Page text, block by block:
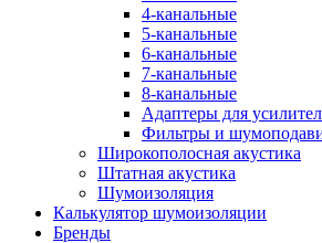
4-канальные
5-канальные
6-канальные
7-канальные
8-канальные
Адаптеры для
Фильтры и
Широкополосная акустика
Штатная акустика
Шумоизоляция
Калькулятор шумоизоляции
Бренды